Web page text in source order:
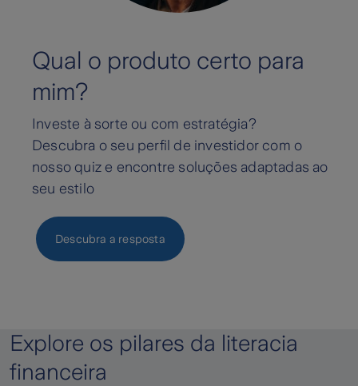
Qual o produto certo para
mim?
Investe à sorte ou com estratégia?
Descubra o seu perfil de investidor com o
nosso quiz e encontre soluções adaptadas ao
seu estilo
Descubra a resposta
Explore os pilares da literacia
financeira